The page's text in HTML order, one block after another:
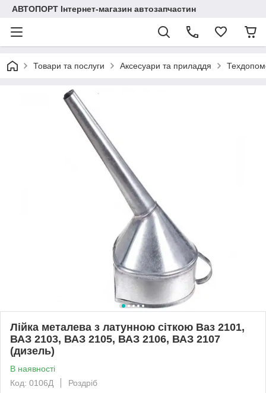
АВТОПОРТ Інтернет-магазин автозапчастин
Товари та послуги Аксесуари та приладдя
Лійка металева з латунною сіткою Ваз 2101,
ВАЗ 2103, ВАЗ 2105, ВАЗ 2106, ВАЗ 2107
(дизель)
В наявності
Код: 0106Д
Роздріб